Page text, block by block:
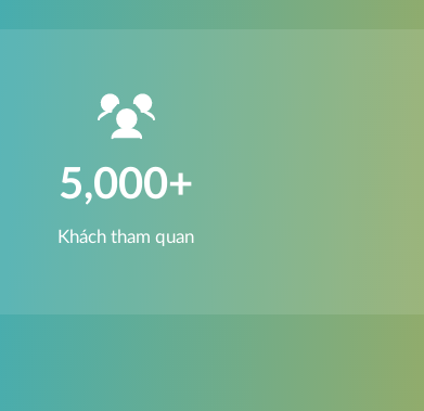
Khách tham quan
5,000+